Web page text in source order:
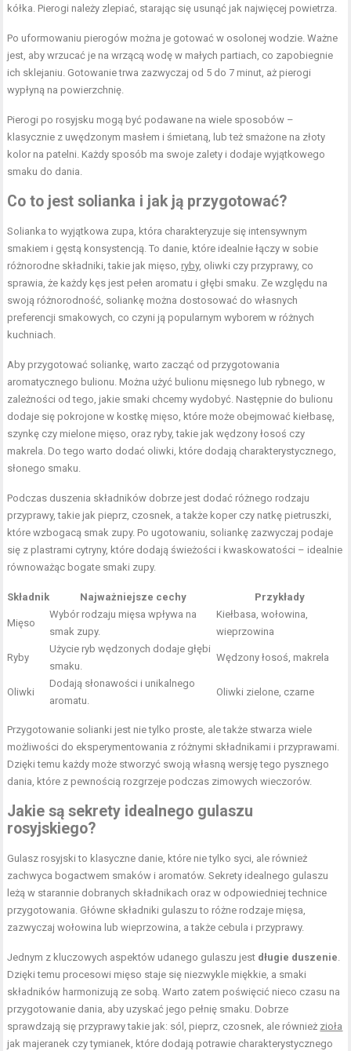
kółka. Pierogi należy zlepiać, starając się usunąć jak najwięcej powietrza.
Po uformowaniu pierogów można je gotować w osolonej wodzie. Ważne
jest, aby wrzucać je na wrzącą wodę w małych partiach, co zapobiegnie
ich sklejaniu. Gotowanie trwa zazwyczaj od 5 do 7 minut, aż pierogi
wypłyną na powierzchnię.
Pierogi po rosyjsku mogą być podawane na wiele sposobów –
klasycznie z uwędzonym masłem i śmietaną, lub też smażone na złoty
kolor na patelni. Każdy sposób ma swoje zalety i dodaje wyjątkowego
smaku do dania.
Co to jest solianka i jak ją przygotować?
Solianka to wyjątkowa zupa, która charakteryzuje się intensywnym
smakiem i gęstą konsystencją. To danie, które idealnie łączy w sobie
różnorodne składniki, takie jak mięso, ryby, oliwki czy przyprawy, co
sprawia, że każdy kęs jest pełen aromatu i głębi smaku. Ze względu na
swoją różnorodność, soliankę można dostosować do własnych
preferencji smakowych, co czyni ją popularnym wyborem w różnych
kuchniach.
Aby przygotować soliankę, warto zacząć od przygotowania
aromatycznego bulionu. Można użyć bulionu mięsnego lub rybnego, w
zależności od tego, jakie smaki chcemy wydobyć. Następnie do bulionu
dodaje się pokrojone w kostkę mięso, które może obejmować kiełbasę,
szynkę czy mielone mięso, oraz ryby, takie jak wędzony łosoś czy
makrela. Do tego warto dodać oliwki, które dodają charakterystycznego,
słonego smaku.
Podczas duszenia składników dobrze jest dodać różnego rodzaju
przyprawy, takie jak pieprz, czosnek, a także koper czy natkę pietruszki,
które wzbogacą smak zupy. Po ugotowaniu, soliankę zazwyczaj podaje
się z plastrami cytryny, które dodają świeżości i kwaskowatości – idealnie
równoważąc bogate smaki zupy.
Składnik Najważniejsze cechy Przykłady
Mięso
Wybór rodzaju mięsa wpływa na
smak zupy.
Kiełbasa, wołowina,
wieprzowina
Ryby
Użycie ryb wędzonych dodaje głębi
smaku.
Wędzony łosoś, makrela
Oliwki
Dodają słonawości i unikalnego
aromatu.
Oliwki zielone, czarne
Przygotowanie solianki jest nie tylko proste, ale także stwarza wiele
możliwości do eksperymentowania z różnymi składnikami i przyprawami.
Dzięki temu każdy może stworzyć swoją własną wersję tego pysznego
dania, które z pewnością rozgrzeje podczas zimowych wieczorów.
Jakie są sekrety idealnego gulaszu
rosyjskiego?
Gulasz rosyjski to klasyczne danie, które nie tylko syci, ale również
zachwyca bogactwem smaków i aromatów. Sekrety idealnego gulaszu
leżą w starannie dobranych składnikach oraz w odpowiedniej technice
przygotowania. Główne składniki gulaszu to różne rodzaje mięsa,
zazwyczaj wołowina lub wieprzowina, a także cebula i przyprawy.
Jednym z kluczowych aspektów udanego gulaszu jest długie duszenie.
Dzięki temu procesowi mięso staje się niezwykle miękkie, a smaki
składników harmonizują ze sobą. Warto zatem poświęcić nieco czasu na
przygotowanie dania, aby uzyskać jego pełnię smaku. Dobrze
sprawdzają się przyprawy takie jak: sól, pieprz, czosnek, ale również zioła
jak majeranek czy tymianek, które dodają potrawie charakterystycznego